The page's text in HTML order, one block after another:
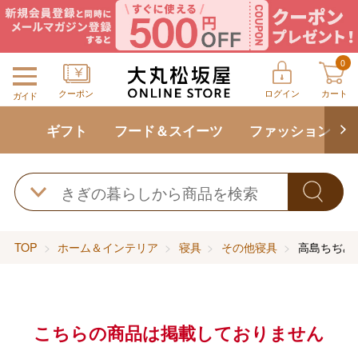
ガイド クーポン ログイン
0
カート
ギフト フード＆スイーツ ファッション
TOP ホーム＆インテリア 寝具 その他寝具 高島ちぢみ
こちらの商品は掲載しておりません